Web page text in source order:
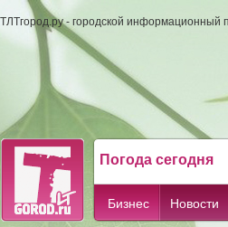
ТЛТгород.ру - городской информационный
Погода сегодня
Бизнес Новости